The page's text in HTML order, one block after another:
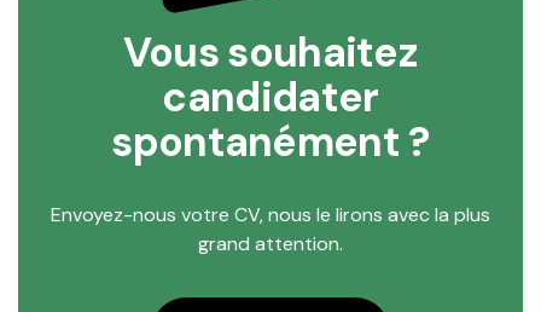
Vous souhaitez
candidater
spontanément ?
Envoyez-nous votre CV, nous le lirons avec la plus
grand attention.